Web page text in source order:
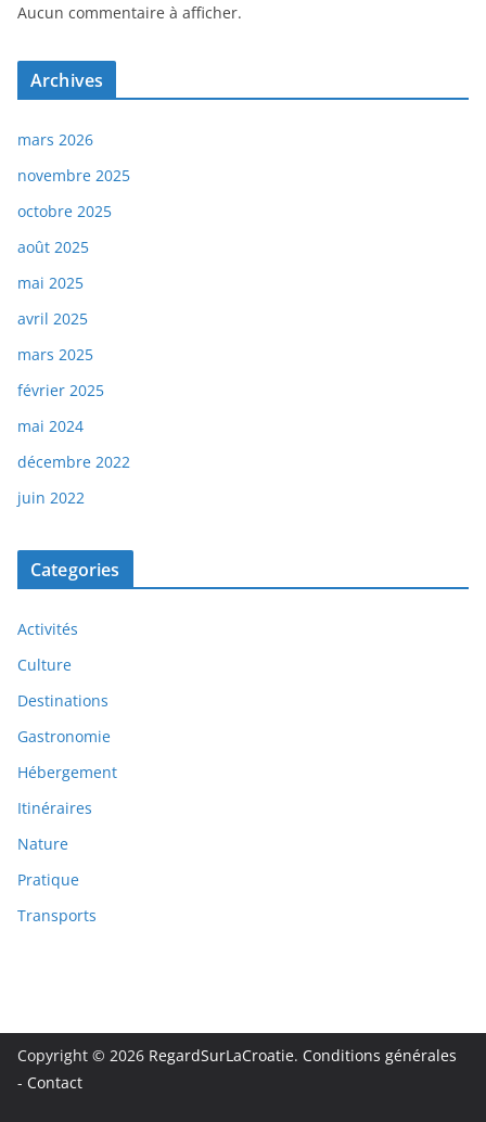
Aucun commentaire à afficher.
Archives
mars 2026
novembre 2025
octobre 2025
août 2025
mai 2025
avril 2025
mars 2025
février 2025
mai 2024
décembre 2022
juin 2022
Categories
Activités
Culture
Destinations
Gastronomie
Hébergement
Itinéraires
Nature
Pratique
Transports
Copyright © 2026 RegardSurLaCroatie. Conditions générales
- Contact